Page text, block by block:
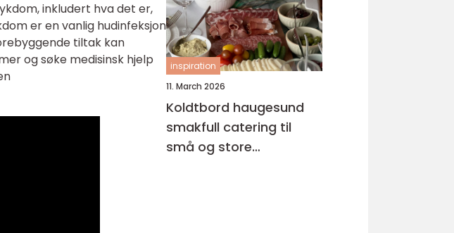
inkludert hva det er,
er en vanlig hudinfeksjon
tiltak kan
og søke medisinsk hjelp
inspiration
11. March 2026
Koldtbord haugesund
smakfull catering til
små og store